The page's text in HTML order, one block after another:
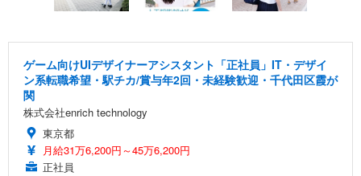
ゲーム向けUIデザイナーアシスタント「正社員」IT・デザイ
ン系転職希望・駅チカ/賞与年2回・未経験歓迎・千代田区霞が
関
株式会社enrich technology
東京都
月給31万6,200円～45万6,200円
正社員